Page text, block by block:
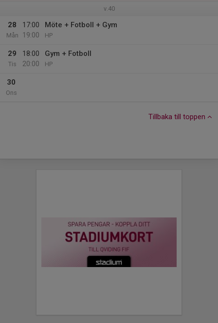
v.40
28
Mån
17:00
19:00
Möte + Fotboll + Gym
HP
29
Tis
18:00
20:00
Gym + Fotboll
HP
30
Ons
Tillbaka till toppen